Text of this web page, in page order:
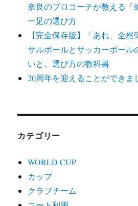
奈良のプロコーチが教える「
一足の選び方
【完全保存版】「あれ、全
サルボールとサッカーボール
いと、選び方の教科書
20周年を迎えることができま
カテゴリー
WORLD CUP
カップ
クラブチーム